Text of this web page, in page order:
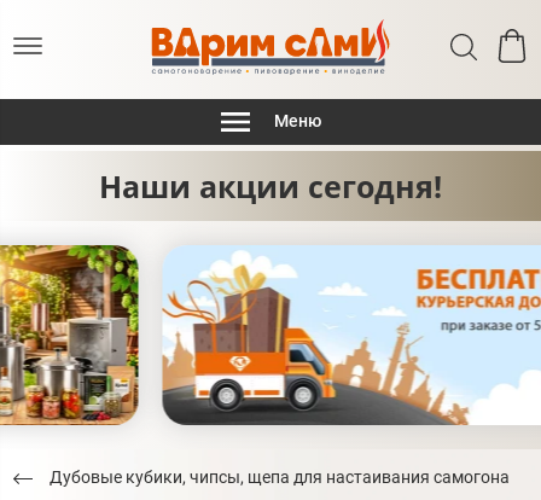
Меню
Наши акции сегодня!
Дубовые кубики, чипсы, щепа для настаивания самогона